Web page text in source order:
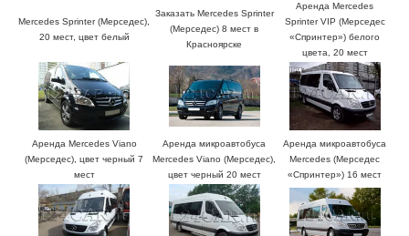
Mercedes Sprinter (Мерседес),
20 мест, цвет белый
Заказать Mercedes Sprinter
(Мерседес) 8 мест в
Красноярске
Аренда Mercedes
Sprinter VIP (Мерседес
«Спринтер») белого
цвета, 20 мест
Аренда Mercedes Viano
(Мерседес), цвет черный 7
мест
Аренда микроавтобуса
Mercedes Viano (Мерседес),
цвет черный 20 мест
Аренда микроавтобуса
Mercedes (Мерседес
«Спринтер») 16 мест